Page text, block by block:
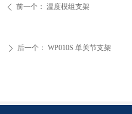
ꄴ 前一个： 温度模组支架
ꄲ 后一个： WP010S 单关节支架